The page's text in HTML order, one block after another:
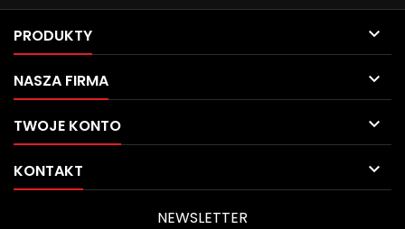
PRODUKTY 
NASZA FIRMA 
TWOJE KONTO 
KONTAKT 
NEWSLETTER